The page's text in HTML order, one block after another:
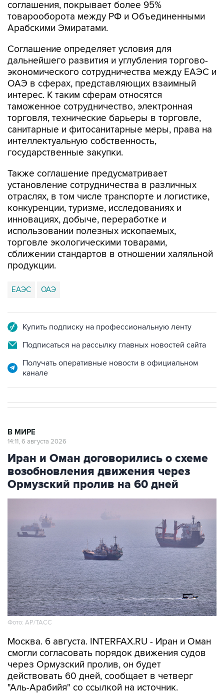
соглашения, покрывает более 95%
товарооборота между РФ и Объединенными
Арабскими Эмиратами.
Соглашение определяет условия для
дальнейшего развития и углубления торгово-
экономического сотрудничества между ЕАЭС и
ОАЭ в сферах, представляющих взаимный
интерес. К таким сферам относятся
таможенное сотрудничество, электронная
торговля, технические барьеры в торговле,
санитарные и фитосанитарные меры, права на
интеллектуальную собственность,
государственные закупки.
Также соглашение предусматривает
установление сотрудничества в различных
отраслях, в том числе транспорте и логистике,
конкуренции, туризме, исследованиях и
инновациях, добыче, переработке и
использовании полезных ископаемых,
торговле экологическими товарами,
сближении стандартов в отношении халяльной
продукции.
ЕАЭС ОАЭ
Купить подписку на профессиональную ленту
Подписаться на рассылку главных новостей сайта
Получать оперативные новости в официальном
канале
В МИРЕ
14:11, 6 августа 2026
Иран и Оман договорились о схеме
возобновления движения через
Ормузский пролив на 60 дней
Фото: AP/ТАСС
Москва. 6 августа. INTERFAX.RU - Иран и Оман
смогли согласовать порядок движения судов
через Ормузский пролив, он будет
действовать 60 дней, сообщает в четверг
"Аль-Арабийя" со ссылкой на источник.